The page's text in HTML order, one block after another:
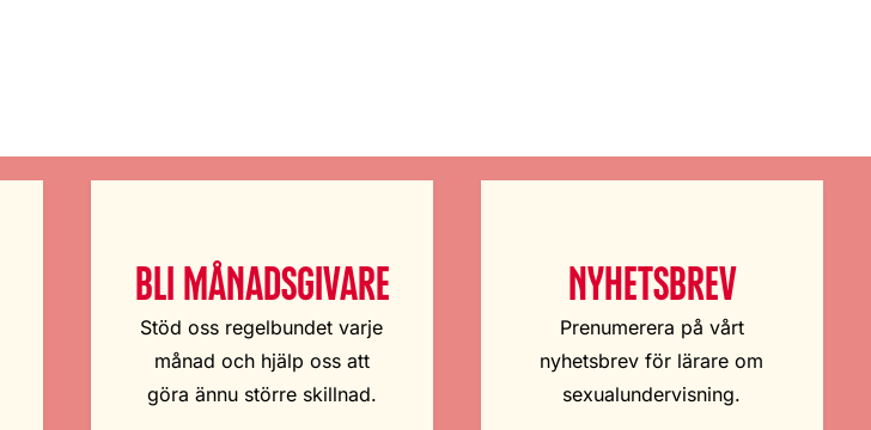
BLI MÅNADSGIVARE
Stöd oss regelbundet varje
månad och hjälp oss att
göra ännu större skillnad.
NYHETSBREV
Prenumerera på vårt
nyhetsbrev för lärare om
sexualundervisning.